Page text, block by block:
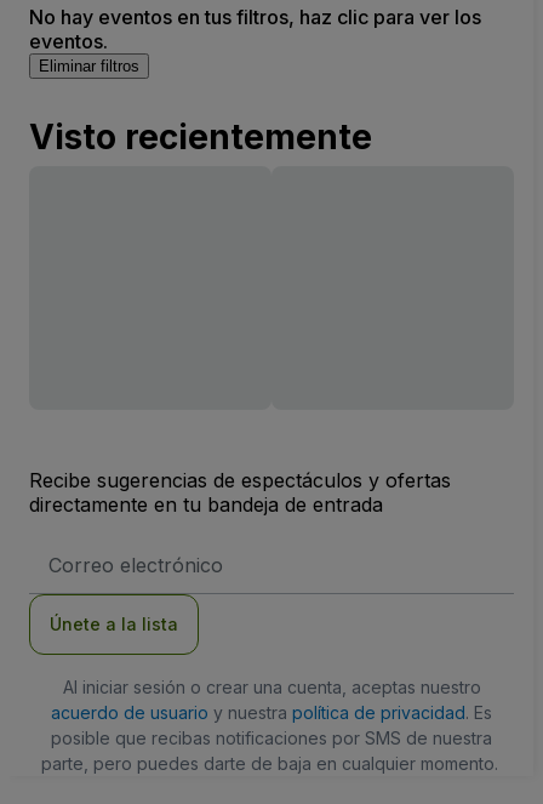
No hay eventos en tus filtros, haz clic para ver los
eventos.
Eliminar filtros
Visto recientemente
Recibe sugerencias de espectáculos y ofertas
directamente en tu bandeja de entrada
de
Únete a la lista
Al iniciar sesión o crear una cuenta, aceptas nuestro
acuerdo de usuario y nuestra política de privacidad. Es
posible que recibas notificaciones por SMS de nuestra
parte, pero puedes darte de baja en cualquier momento.